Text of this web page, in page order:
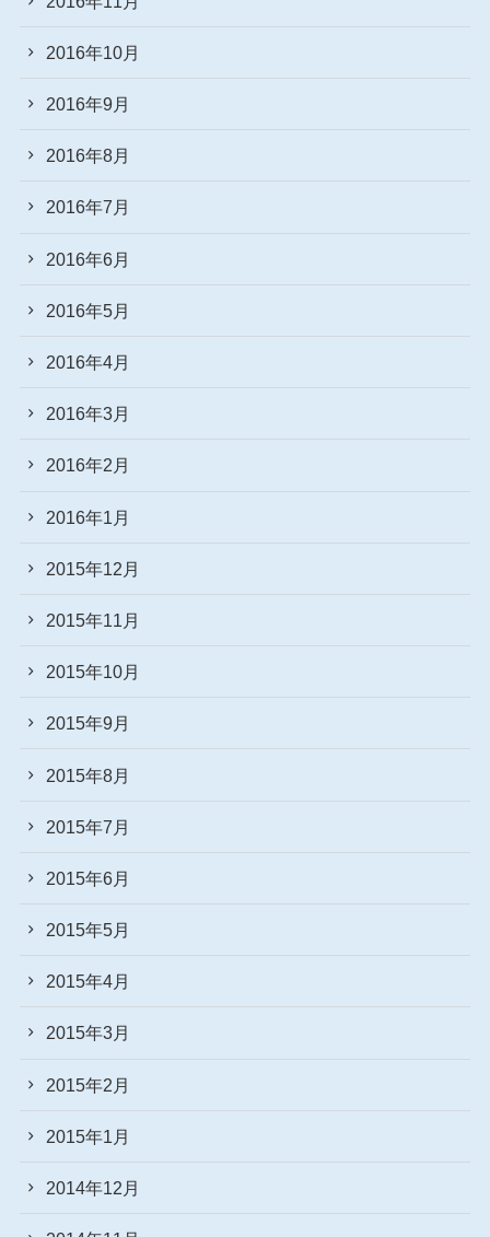
2016年10月
2016年9月
2016年8月
2016年7月
2016年6月
2016年5月
2016年4月
2016年3月
2016年2月
2016年1月
2015年12月
2015年11月
2015年10月
2015年9月
2015年8月
2015年7月
2015年6月
2015年5月
2015年4月
2015年3月
2015年2月
2015年1月
2014年12月